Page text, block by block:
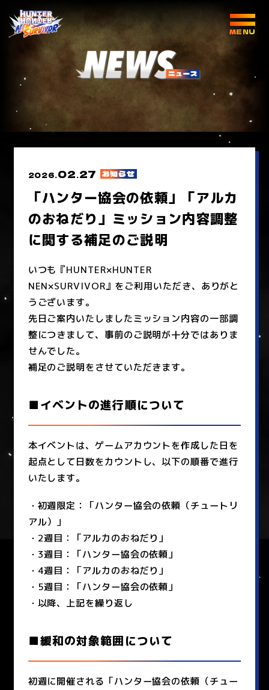
2026.02.27 お知らせ
「ハンター協会の依頼」「アルカ
のおねだり」ミッション内容調整
に関する補足のご説明
いつも『HUNTER×HUNTER
NEN×SURVIVOR』をご利用いただき、ありがと
うございます。
先日ご案内いたしましたミッション内容の一部調
整につきまして、事前のご説明が十分ではありま
せんでした。
補足のご説明をさせていただきます。
■イベントの進行順について
本イベントは、ゲームアカウントを作成した日を
起点として日数をカウントし、以下の順番で進行
いたします。
・初週限定：「ハンター協会の依頼（チュートリ
アル）」
・2週目：「アルカのおねだり」
・3週目：「ハンター協会の依頼」
・4週目：「アルカのおねだり」
・5週目：「ハンター協会の依頼」
・以降、上記を繰り返し
■緩和の対象範囲について
初週に開催される「ハンター協会の依頼（チュー